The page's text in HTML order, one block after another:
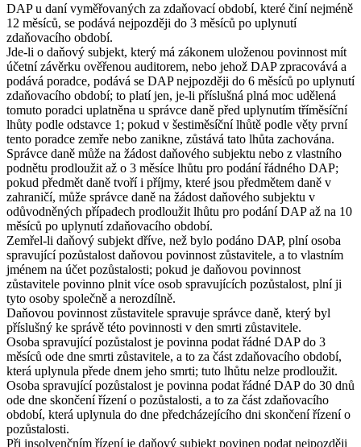
DAP u daní vyměřovaných za zdaňovací období, které činí nejméně
12 měsíců, se podává nejpozději do 3 měsíců po uplynutí
zdaňovacího období.
Jde-li o daňový subjekt, který má zákonem uloženou povinnost mít
účetní závěrku ověřenou auditorem, nebo jehož DAP zpracovává a
podává poradce, podává se DAP nejpozději do 6 měsíců po uplynutí
zdaňovacího období; to platí jen, je-li příslušná plná moc udělená
tomuto poradci uplatněna u správce daně před uplynutím tříměsíční
lhůty podle odstavce 1; pokud v šestiměsíční lhůtě podle věty první
tento poradce zemře nebo zanikne, zůstává tato lhůta zachována.
Správce daně může na žádost daňového subjektu nebo z vlastního
podnětu prodloužit až o 3 měsíce lhůtu pro podání řádného DAP;
pokud předmět daně tvoří i příjmy, které jsou předmětem daně v
zahraničí, může správce daně na žádost daňového subjektu v
odůvodněných případech prodloužit lhůtu pro podání DAP až na 10
měsíců po uplynutí zdaňovacího období.
Zemřel-li daňový subjekt dříve, než bylo podáno DAP, plní osoba
spravující pozůstalost daňovou povinnost zůstavitele, a to vlastním
jménem na účet pozůstalosti; pokud je daňovou povinnost
zůstavitele povinno plnit více osob spravujících pozůstalost, plní ji
tyto osoby společně a nerozdílně.
Daňovou povinnost zůstavitele spravuje správce daně, který byl
příslušný ke správě této povinnosti v den smrti zůstavitele.
Osoba spravující pozůstalost je povinna podat řádné DAP do 3
měsíců ode dne smrti zůstavitele, a to za část zdaňovacího období,
která uplynula přede dnem jeho smrti; tuto lhůtu nelze prodloužit.
Osoba spravující pozůstalost je povinna podat řádné DAP do 30 dnů
ode dne skončení řízení o pozůstalosti, a to za část zdaňovacího
období, která uplynula do dne předcházejícího dni skončení řízení o
pozůstalosti.
Při insolvenčním řízení je daňový subjekt povinen podat nejpozději